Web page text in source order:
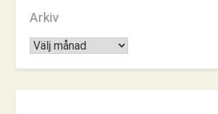
Arkiv
Arkiv